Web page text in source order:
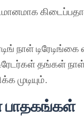
நாள்
தங்கள்
முடியும்.
பாதகங்கள்